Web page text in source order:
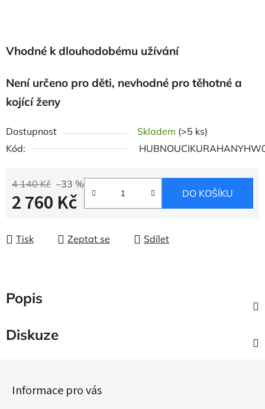
Vhodné k dlouhodobému užívání
Není určeno pro děti, nevhodné pro těhotné a
kojící ženy
Dostupnost Skladem (>5 ks)
Kód:
4 140 Kč –33 %
2 760 Kč DO KOŠÍKU
Tisk Zeptat se Sdílet
Popis
Diskuze
Informace pro vás